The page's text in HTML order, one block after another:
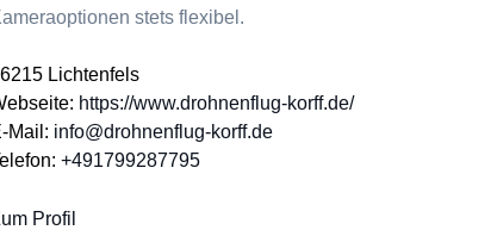
stets flexibel.
Lichtenfels
https://www.drohnenflug-korff.de/
Mail: info@drohnenflug-korff.de
+491799287795
Profil